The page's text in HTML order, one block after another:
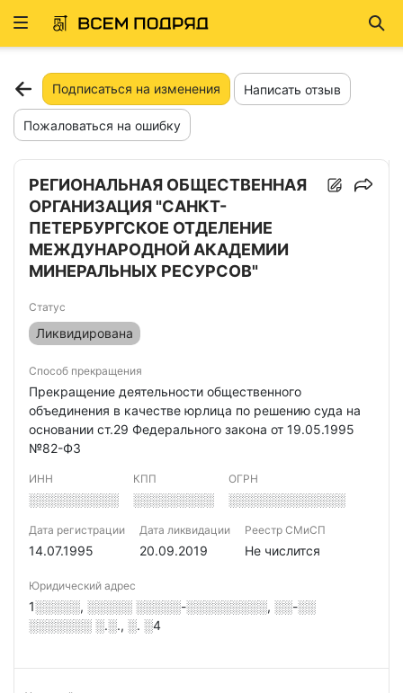
Развернуть
Подписаться на изменения Написать отзыв
Пожаловаться на ошибку
РЕГИОНАЛЬНАЯ ОБЩЕСТВЕННАЯ
ОРГАНИЗАЦИЯ "САНКТ-
ПЕТЕРБУРГСКОЕ ОТДЕЛЕНИЕ
МЕЖДУНАРОДНОЙ АКАДЕМИИ
МИНЕРАЛЬНЫХ РЕСУРСОВ"
Статус
Ликвидирована
Способ прекращения
Прекращение деятельности общественного
объединения в качестве юрлица по решению суда на
основании ст.29 Федерального закона от 19.05.1995
№82-ФЗ
ИНН
░░░░░░░░░░
КПП
░░░░░░░░░
ОГРН
░░░░░░░░░░░░░
Дата регистрации
14.07.1995
Дата ликвидации
20.09.2019
Реестр СМиСП
Не числится
Юридический адрес
1░░░░░, ░░░░░ ░░░░░-░░░░░░░░░, ░░-░░
░░░░░░░ ░.░., ░. ░4